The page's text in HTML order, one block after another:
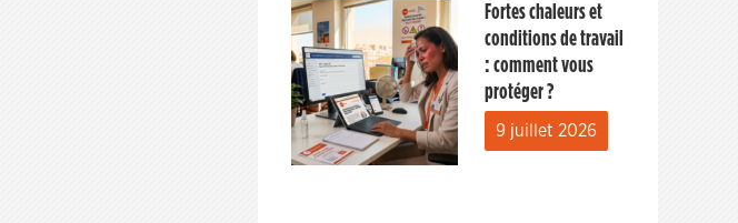
Fortes chaleurs et
conditions de travail
: comment vous
protéger ?
9 juillet 2026